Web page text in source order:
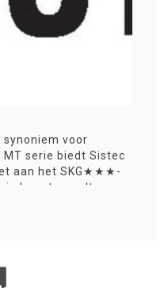
synoniem voor
serie biedt Sistec
aan het SKG★★★-
beantwoordt een
hoge
hoogwaardige
aanvallen van
en